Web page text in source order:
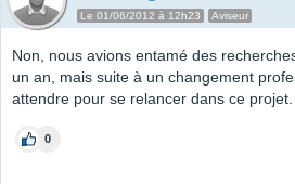
Le 01/06/2012 à 12h23 Aviseur
Non, nous avions entamé des
un an, mais suite à un changement
attendre pour se relancer dans ce projet.
0